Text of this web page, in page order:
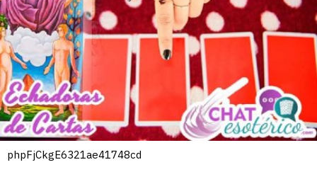
phpFjCkgE6321ae41748cd